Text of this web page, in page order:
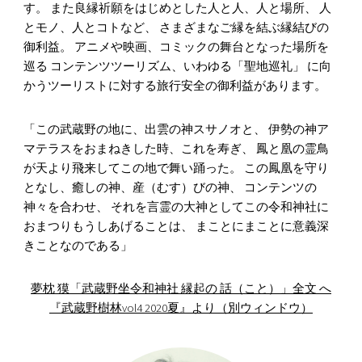
す。 また良縁祈願をはじめとした人と人、人と場所、 人
とモノ、人とコトなど、 さまざまなご縁を結ぶ縁結びの
御利益。 アニメや映画、コミックの舞台となった場所を
巡る コンテンツツーリズム、いわゆる「聖地巡礼」 に向
かうツーリストに対する旅行安全の御利益があります。
「この武蔵野の地に、出雲の神スサノオと、 伊勢の神ア
マテラスをおまねきした時、これを寿ぎ、 鳳と凰の霊鳥
が天より飛来してこの地で舞い踊った。 この鳳凰を守り
となし、癒しの神、産（むす）びの神、 コンテンツの
神々を合わせ、 それを言霊の大神としてこの令和神社に
おまつりもうしあげることは、 まことにまことに意義深
きことなのである」
夢枕 獏「武蔵野坐令和神社 縁起の 話（こと）」全文 へ
『武蔵野樹林vol4 2020夏』より（別ウィンドウ）